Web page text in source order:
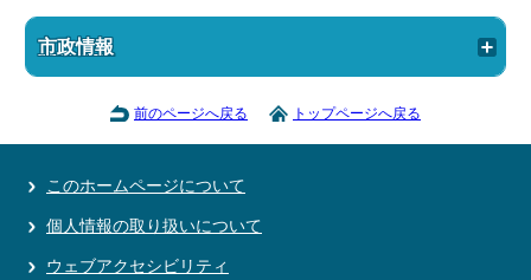
市政情報
前のページへ戻る トップページへ戻る
このホームページについて
個人情報の取り扱いについて
ウェブアクセシビリティ